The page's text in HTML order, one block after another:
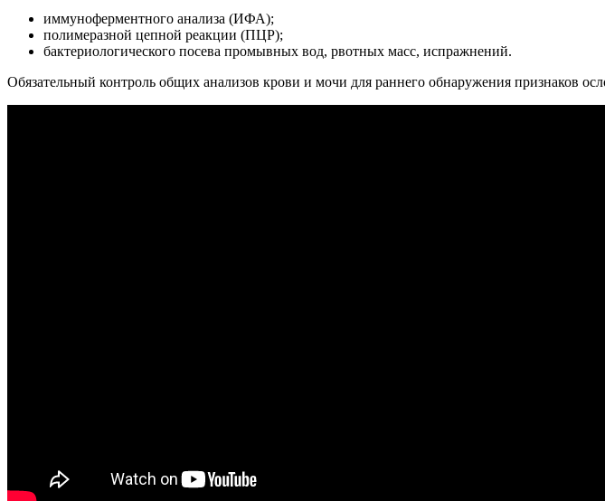
иммуноферментного анализа (ИФА);
полимеразной цепной реакции (ПЦР);
бактериологического посева промывных вод, рвотных масс, испражнений.
Обязательный контроль общих анализов крови и мочи для раннего обнаружения признаков